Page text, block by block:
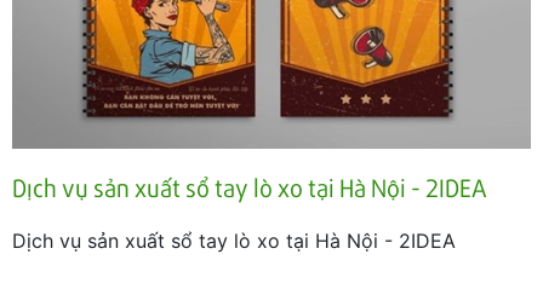
Dịch vụ sản xuất sổ tay lò xo tại Hà Nội - 2IDEA
Dịch vụ sản xuất sổ tay lò xo tại Hà Nội - 2IDEA